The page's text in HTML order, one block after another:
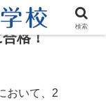
格！
おいて、2
検索